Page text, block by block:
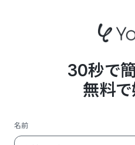
30秒で
無料
名前